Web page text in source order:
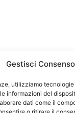
Gestisci Consenso
utilizziamo
informazioni del
dati come il